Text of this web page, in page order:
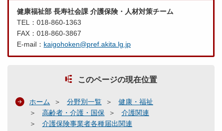
健康福祉部 長寿社会課 介護保険・人材対策チーム
TEL：018-860-1363
FAX：018-860-3867
E-mail： kaigohoken@pref.akita.lg.jp
このページの現在位置
ホーム 分野別一覧
健康・福祉
高齢者・介護・国保
介護関連
介護保険事業者各種届出関連